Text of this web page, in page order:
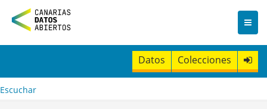
n
t
Datos Colecciones
Escuchar